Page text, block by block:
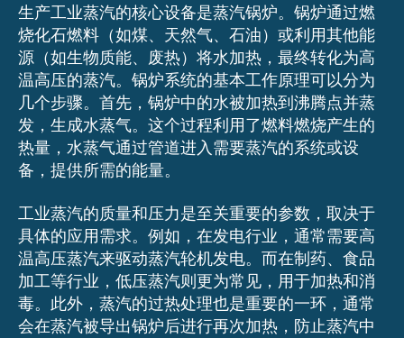
生产工业蒸汽的核心设备是蒸汽锅炉。锅炉通过燃
烧化石燃料（如煤、天然气、石油）或利用其他能
源（如生物质能、废热）将水加热，最终转化为高
温高压的蒸汽。锅炉系统的基本工作原理可以分为
几个步骤。首先，锅炉中的水被加热到沸腾点并蒸
发，生成水蒸气。这个过程利用了燃料燃烧产生的
热量，水蒸气通过管道进入需要蒸汽的系统或设
备，提供所需的能量。
工业蒸汽的质量和压力是至关重要的参数，取决于
具体的应用需求。例如，在发电行业，通常需要高
温高压蒸汽来驱动蒸汽轮机发电。而在制药、食品
加工等行业，低压蒸汽则更为常见，用于加热和消
毒。此外，蒸汽的过热处理也是重要的一环，通常
会在蒸汽被导出锅炉后进行再次加热，防止蒸汽中